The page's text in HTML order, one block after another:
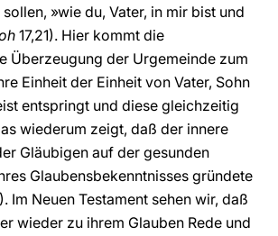
»wie du, Vater, in mir bist und
17,21). Hier kommt die
Überzeugung der Urgemeinde zum
Einheit der Einheit von Vater, Sohn
entspringt und diese gleichzeitig
wiederum zeigt, daß der innere
Gläubigen auf der gesunden
Glaubensbekenntnisses gründete
Im Neuen Testament sehen wir, daß
wieder zu ihrem Glauben Rede und